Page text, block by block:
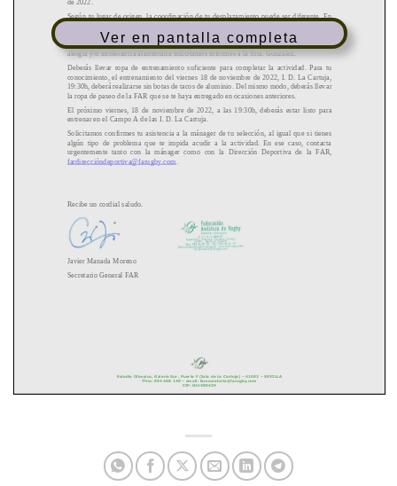
Ver en pantalla completa